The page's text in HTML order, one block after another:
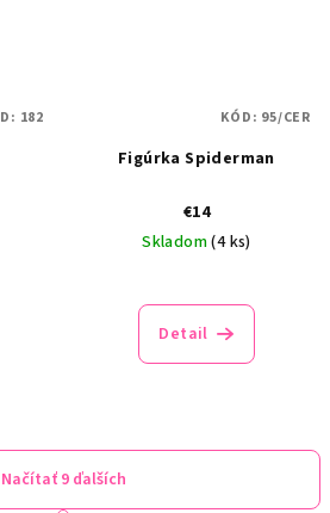
182
Figúrka Spiderman
€14
Skladom(4 ks)
Detail
KÓD: 95/CER
Načítať 9 ďalších